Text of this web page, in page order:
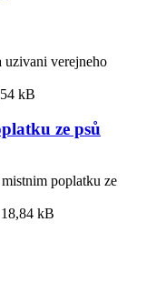
verejneho
kB
ze psů
poplatku ze
kB